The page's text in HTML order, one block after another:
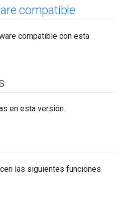
compatible
compatible con esta
en esta versión.
las siguientes funciones